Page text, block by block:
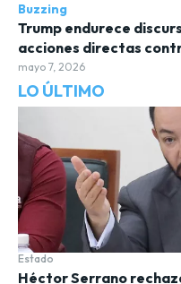
LO ÚLTIMO
Estado
Héctor Serrano
Buzzing
Trump endurece
acciones directas
mayo 7, 2026